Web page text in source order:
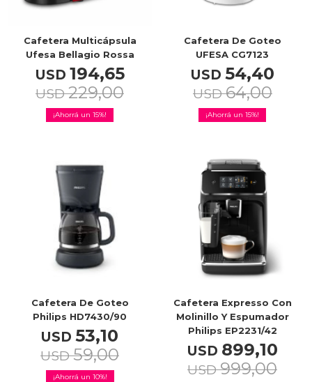
Cafetera Multicápsula
Ufesa Bellagio Rossa
USD 194,65
USD 229,00
15
Cafetera De Goteo
UFESA CG7123
USD 54,40
USD 64,00
15
Cafetera De Goteo
Philips HD7430/90
USD 53,10
USD 59,00
10
Cafetera Expresso Con
Molinillo Y Espumador
Philips EP2231/42
USD 899,10
USD 999,00